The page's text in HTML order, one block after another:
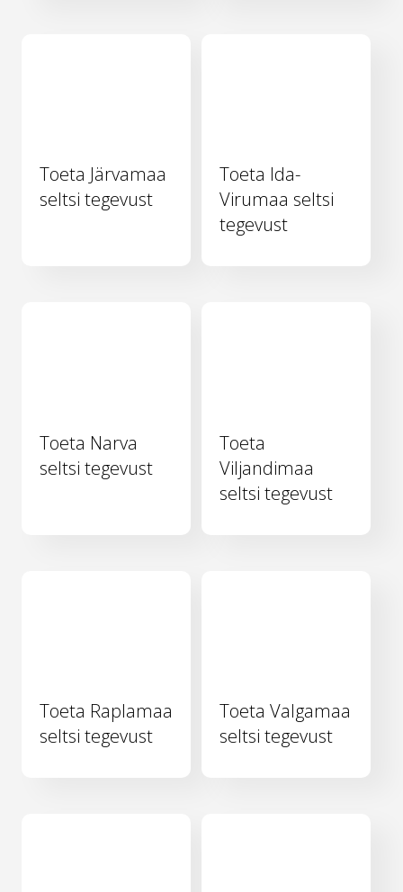
Toeta Järvamaa
seltsi tegevust
Toeta Ida-
Virumaa seltsi
tegevust
Toeta Narva
seltsi tegevust
Toeta
Viljandimaa
seltsi tegevust
Toeta Raplamaa
seltsi tegevust
Toeta Valgamaa
seltsi tegevust